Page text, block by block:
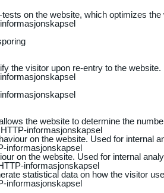
on the website, which optimizes
the visitor upon re-entry to the website.
the website to determine the
informasjonskapsel
on the website. Used for internal
informasjonskapsel
on the website. Used for internal
informasjonskapsel
statistical data on how the visitor
informasjonskapsel